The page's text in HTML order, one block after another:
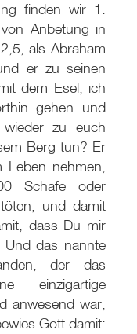
finden wir 1.
Anbetung in
als Abraham
er zu seinen
dem Esel, ich
gehen und
zu euch
Berg tun? Er
nehmen,
Schafe oder
und damit
dass Du mir
Und das nannte
der das
einzigartige
anwesend war,
Gott damit: